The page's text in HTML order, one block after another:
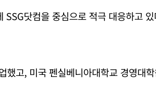
닷컴을 중심으로 적극 대응하고
했고, 미국 펜실베니아대학교 경영대